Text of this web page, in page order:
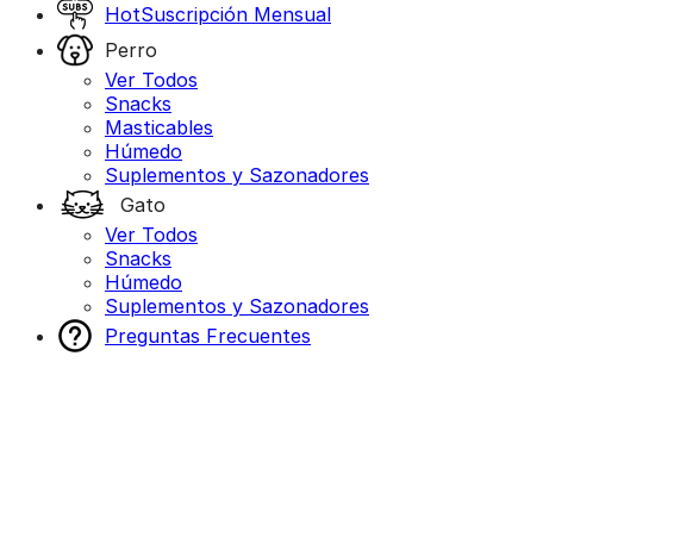
Suscripción Mensual
Hot
Perro
Ver Todos
Snacks
Masticables
Húmedo
Suplementos y Sazonadores
Gato
Ver Todos
Snacks
Húmedo
Suplementos y Sazonadores
Preguntas Frecuentes